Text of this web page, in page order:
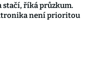
stačí, říká průzkum.
není prioritou